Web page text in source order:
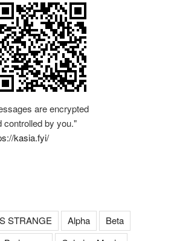
are encrypted
controlled by you."
kasia.fyi/
STRANGE Alpha
Beta